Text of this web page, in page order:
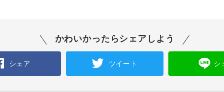
かわいかったらシェアしよう
シェア ツイート シ